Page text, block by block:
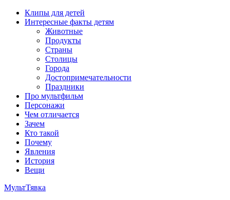
Перейти
содержимому
Клипы для детей
Интересные факты детям
Животные
Продукты
Страны
Столицы
Города
Достопримечательности
Праздники
Про мультфильм
Персонажи
Чем отличается
Зачем
Кто такой
Почему
Явления
История
Вещи
МультТявка